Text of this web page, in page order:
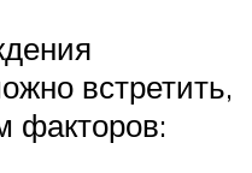
встретить,
факторов: